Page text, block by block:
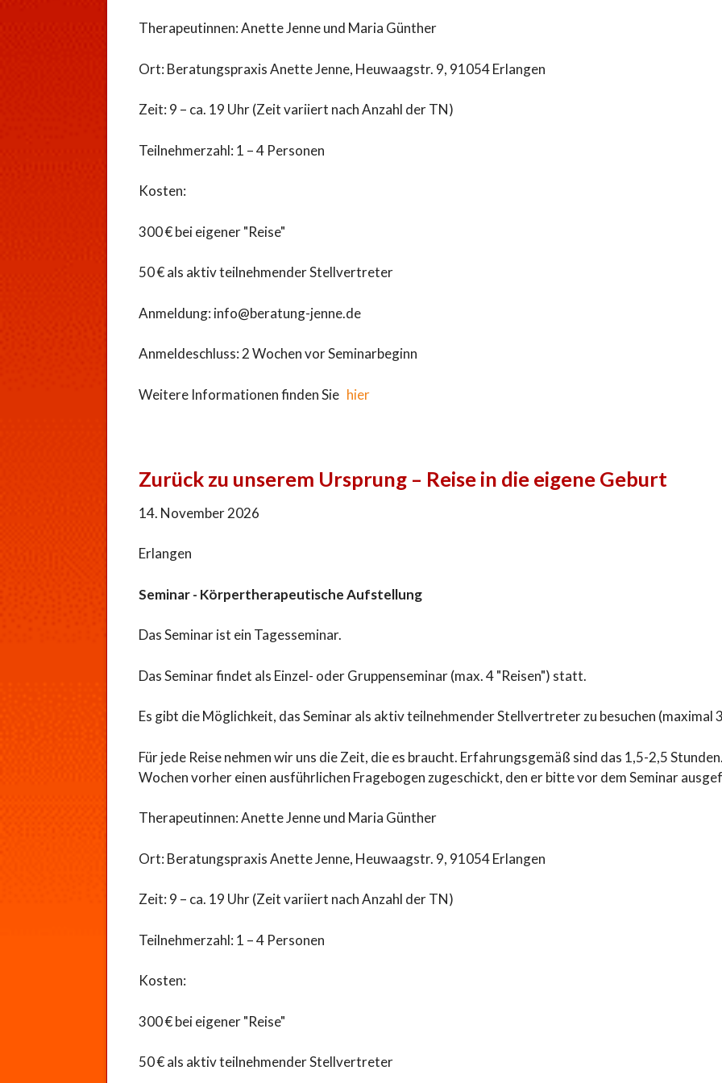
Therapeutinnen: Anette Jenne und Maria Günther
Ort: Beratungspraxis Anette Jenne, Heuwaagstr. 9, 91054 Erlangen
Zeit: 9 – ca. 19 Uhr (Zeit variiert nach Anzahl der TN)
Teilnehmerzahl: 1 – 4 Personen
Kosten:
300 € bei eigener "Reise"
50 € als aktiv teilnehmender Stellvertreter
Anmeldung: info@beratung-jenne.de
Anmeldeschluss: 2 Wochen vor Seminarbeginn
Weitere Informationen finden Sie hier
Zurück zu unserem Ursprung – Reise in die eigene Geburt
14. November 2026
Erlangen
Seminar - Körpertherapeutische Aufstellung
Das Seminar ist ein Tagesseminar.
Das Seminar findet als Einzel- oder Gruppenseminar (max. 4 "Reisen") statt.
Es gibt die Möglichkeit, das Seminar als aktiv teilnehmender Stellvertreter zu besuchen (maximal
Für jede Reise nehmen wir uns die Zeit, die es braucht. Erfahrungsgemäß sind das 1,5-2,5
Wochen vorher einen ausführlichen Fragebogen zugeschickt, den er bitte vor dem Seminar
Therapeutinnen: Anette Jenne und Maria Günther
Ort: Beratungspraxis Anette Jenne, Heuwaagstr. 9, 91054 Erlangen
Zeit: 9 – ca. 19 Uhr (Zeit variiert nach Anzahl der TN)
Teilnehmerzahl: 1 – 4 Personen
Kosten:
300 € bei eigener "Reise"
50 € als aktiv teilnehmender Stellvertreter